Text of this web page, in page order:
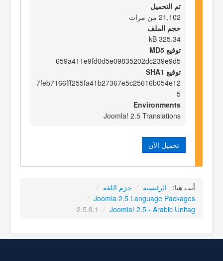
تم التحميل
21,102 من مرات
حجم الملف
325.34 kB
توقيع MD5
659a411e9fd0d5e09835202dc239e9d5
توقيع SHA1
7feb7166fff255fa41b27367e5c25616b054e12
5
Environments
Joomla! 2.5 Translations
تحميل الآن
أنت هنا: الرئيسية / حزم اللغة /
Joomla 2.5 Language Packages
/
Joomla! 2.5 - Arabic Unitag
/
2.5.8.1